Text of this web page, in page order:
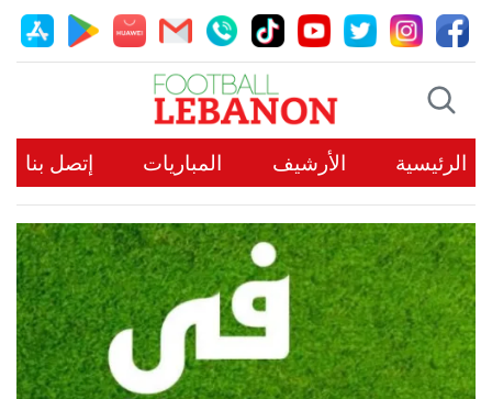
الرئيسية الأرشيف المباريات إتصل بنا